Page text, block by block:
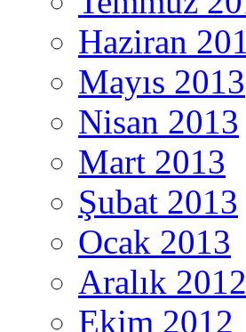
Haziran
Mayıs 2013
Nisan 2013
Mart 2013
Şubat 2013
Ocak 2013
Aralık 2012
Ekim 2012